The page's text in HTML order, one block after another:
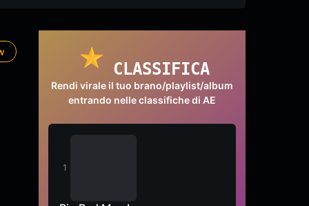
CLASSIFICA
Rendi virale il tuo brano/playlist/album
entrando nelle classifiche di AE